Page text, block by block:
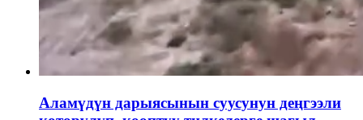
Аламүдүн дарыясынын суусунун деңгээли